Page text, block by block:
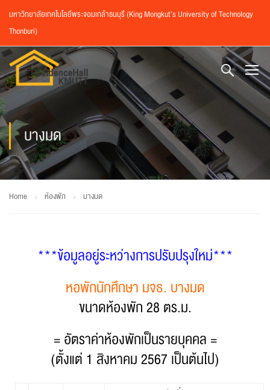
มหาวิทยาลัยเทคโนโลยีพระจอมเกล้าธนบุรี (King Mongkut’s University of Technology
Thonburi)
บางมด
Home ห้องพัก บางมด
***ข้อมูลอยู่ระหว่างการปรับปรุงใหม่***
หอพักนักศึกษา มจธ. บางมด
ขนาดห้องพัก 28 ตร.ม.
= อัตราค่าห้องพักเป็นรายบุคคล =
(ตั้งแต่ 1 สิงหาคม 2567 เป็นต้นไป)